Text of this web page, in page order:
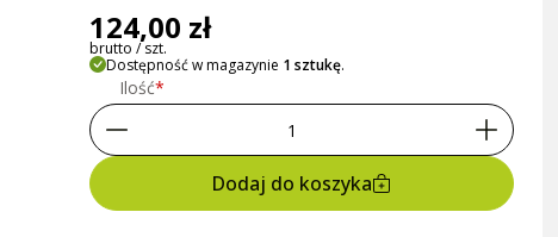
124,00 zł
brutto / szt.
Dostępność w magazynie 1 sztukę.
Ilość
Dodaj do koszyka